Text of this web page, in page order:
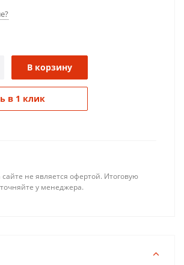
В корзину
в 1 клик
не является офертой. Итоговую
у менеджера.